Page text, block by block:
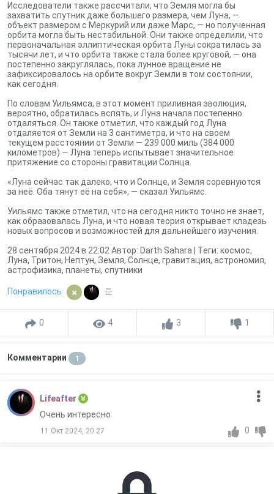
Исследователи также рассчитали, что Земля могла бы
захватить спутник даже большего размера, чем Луна, —
объект размером с Меркурий или даже Марс, — но полученная
орбита могла быть нестабильной. Они также определили, что
первоначальная эллиптическая орбита Луны сократилась за
тысячи лет, и что орбита также стала более круговой, — она
постепенно закруглялась, пока лунное вращение не
зафиксировалось на орбите вокруг Земли в том состоянии,
как сегодня.
По словам Уильямса, в этот момент приливная эволюция,
вероятно, обратилась вспять, и Луна начала постепенно
отдаляться. Он также отметил, что каждый год Луна
отдаляется от Земли на 3 сантиметра, и что на своем
текущем расстоянии от Земли — 239 000 миль (384 000
километров) — Луна теперь испытывает значительное
притяжение со стороны гравитации Солнца.
«Луна сейчас так далеко, что и Солнце, и Земля соревнуются
за неё. Оба тянут её на себя», — сказал Уильямс.
Уильямс также отметил, что на сегодня никто точно не знает,
как образовалась Луна, и что новая теория открывает кладезь
новых вопросов и возможностей для дальнейшего изучения.
28 сентября 2024 в 22:02 Автор: Darth Sahara | Теги: космос,
Луна, Тритон, Нептун, Земля, Солнце, гравитация, астрономия,
астрофизика, планеты, спутники
Понравилось
0 4 3 1
Комментарии 1
Lifeafter
Очень интересно
11 Окт 2024, 20:27 0